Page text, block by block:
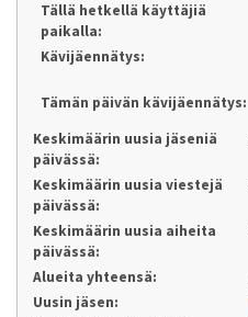
Tällä hetkellä käyttäjiä
paikalla:
Kävijäennätys:
Tämän päivän kävijäennätys:
Keskimäärin uusia jäseniä
päivässä:
Keskimäärin uusia viestejä
päivässä:
Keskimäärin uusia aiheita
päivässä:
Alueita yhteensä:
Uusin jäsen: